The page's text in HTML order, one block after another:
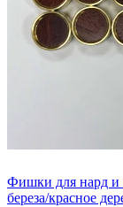
Фишки для нард и
береза/красное